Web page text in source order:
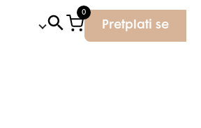
0
Pretplati se